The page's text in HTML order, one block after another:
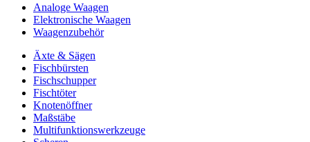
Analoge Waagen
Elektronische Waagen
Waagenzubehör
Äxte & Sägen
Fischbürsten
Fischschupper
Fischtöter
Knotenöffner
Maßstäbe
Multifunktionswerkzeuge